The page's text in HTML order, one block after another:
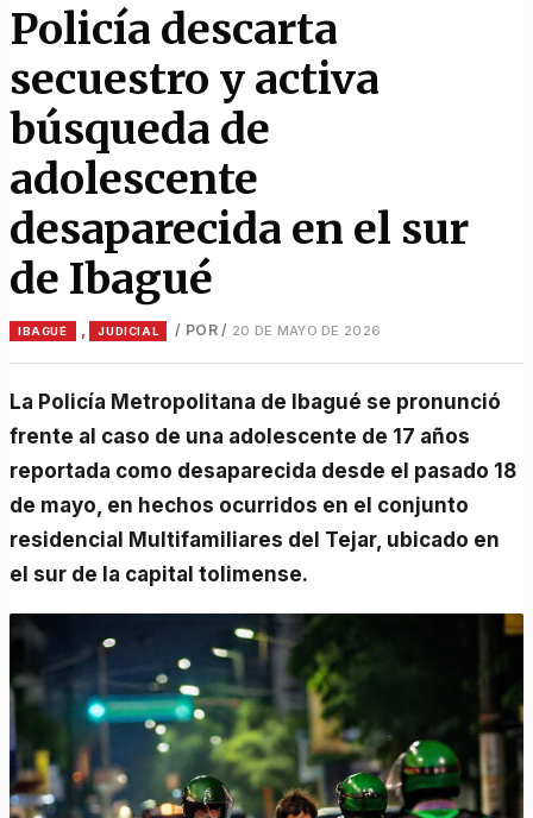
Policía descarta
secuestro y activa
búsqueda de
adolescente
desaparecida en el sur
de Ibagué
IBAGUÉ JUDICIAL / POR / 20 DE MAYO DE 2026
La Policía Metropolitana de Ibagué se pronunció
frente al caso de una adolescente de 17 años
reportada como desaparecida desde el pasado 18
de mayo, en hechos ocurridos en el conjunto
residencial Multifamiliares del Tejar, ubicado en
el sur de la capital tolimense.